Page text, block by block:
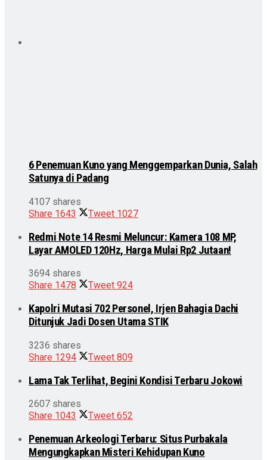
6 Penemuan Kuno yang Menggemparkan Dunia, Salah
Satunya di Padang
4107 shares
Share 1643 Tweet 1027
Redmi Note 14 Resmi Meluncur: Kamera 108 MP,
Layar AMOLED 120Hz, Harga Mulai Rp2 Jutaan!
3694 shares
Share 1478 Tweet 924
Kapolri Mutasi 702 Personel, Irjen Bahagia Dachi
Ditunjuk Jadi Dosen Utama STIK
3236 shares
Share 1294 Tweet 809
Lama Tak Terlihat, Begini Kondisi Terbaru Jokowi
2607 shares
Share 1043 Tweet 652
Penemuan Arkeologi Terbaru: Situs Purbakala
Mengungkapkan Misteri Kehidupan Kuno